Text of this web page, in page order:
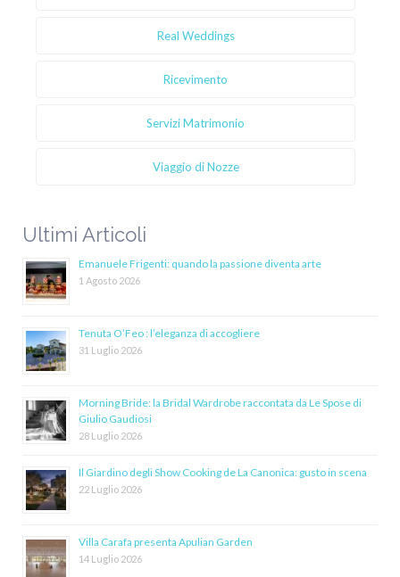
Real Weddings
Ricevimento
Servizi Matrimonio
Viaggio di Nozze
Ultimi Articoli
Emanuele Frigenti: quando la passione diventa arte
1 Agosto 2026
Tenuta O’Feo : l’eleganza di accogliere
31 Luglio 2026
Morning Bride: la Bridal Wardrobe raccontata da Le Spose di
Giulio Gaudiosi
28 Luglio 2026
Il Giardino degli Show Cooking de La Canonica: gusto in scena
22 Luglio 2026
Villa Carafa presenta Apulian Garden
14 Luglio 2026